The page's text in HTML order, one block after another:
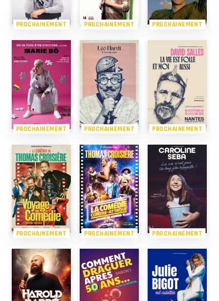
PROCHAINEMENT PROCHAINEMENT PROCHAINEMENT
PROCHAINEMENT PROCHAINEMENT PROCHAINEMENT
PROCHAINEMENT PROCHAINEMENT PROCHAINEMENT